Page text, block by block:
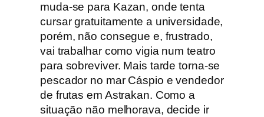
muda-se para Kazan, onde tenta
cursar gratuitamente a universidade,
porém, não consegue e, frustrado,
vai trabalhar como vigia num teatro
para sobreviver. Mais tarde torna-se
pescador no mar Cáspio e vendedor
de frutas em Astrakan. Como a
situação não melhorava, decide ir